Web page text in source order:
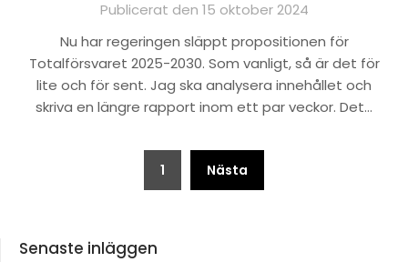
Publicerat den 15 oktober 2024
Nu har regeringen släppt propositionen för
Totalförsvaret 2025-2030. Som vanligt, så är det för
lite och för sent. Jag ska analysera innehållet och
skriva en längre rapport inom ett par veckor. Det…
Sidnumrering
1 Nästa
Senaste inläggen